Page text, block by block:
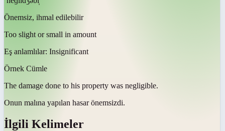
Önemsiz, ihmal edilebilir
Too slight or small in amount
Eş anlamlılar: Insignificant
Örnek Cümle
The damage done to his property was negligible.
Onun malına yapılan hasar önemsizdi.
İlgili Kelimeler